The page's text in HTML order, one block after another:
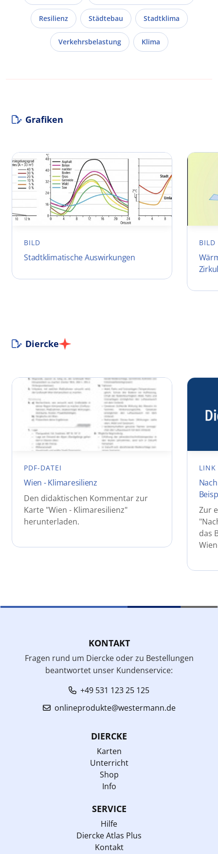
Resilienz Städtebau Stadtklima
Verkehrsbelastung Klima
Grafiken
BILD
Stadtklimatische Auswirkungen
BILD
Diercke
PDF-DATEI
Wien - Klimaresilienz
Den didaktischen Kommentar zur
Karte "Wien - Klimaresilienz"
herunterladen.
LINK
Zur
das
KONTAKT
Fragen rund um Diercke oder zu Bestellungen
beantwortet unser Kundenservice:
+49 531 123 25 125
onlineprodukte@westermann.de
DIERCKE
Karten
Unterricht
Shop
Info
SERVICE
Hilfe
Diercke Atlas Plus
Kontakt